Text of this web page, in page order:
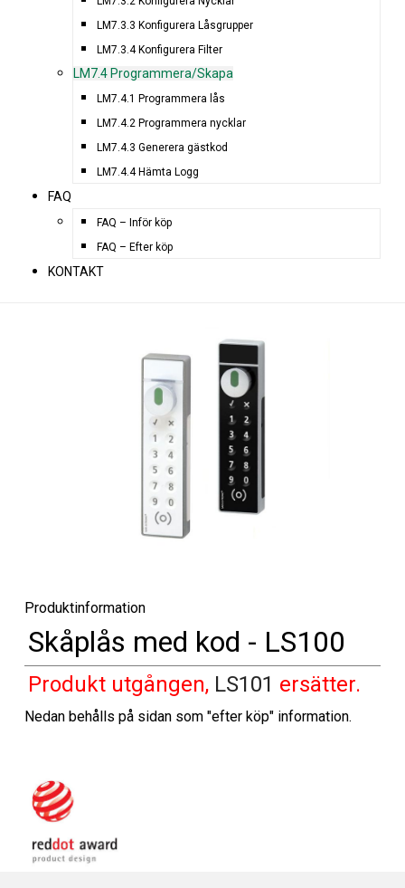
LM7.3.3 Konfigurera Låsgrupper
LM7.3.4 Konfigurera Filter
LM7.4 Programmera/Skapa
LM7.4.1 Programmera lås
LM7.4.2 Programmera nycklar
LM7.4.3 Generera gästkod
LM7.4.4 Hämta Logg
FAQ
FAQ – Inför köp
FAQ – Efter köp
KONTAKT
Produktinformation
Skåplås med kod - LS100
Produkt utgången, LS101 ersätter.
Nedan behålls på sidan som "efter köp" information.